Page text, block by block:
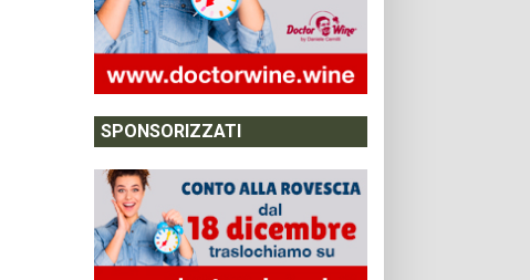
SPONSORIZZATI